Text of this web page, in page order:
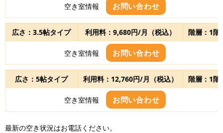
空き室情報 お問い合わせ
広さ：3.5帖タイプ 利用料：9,680円/月（税込） 階層：1階
空き室情報 お問い合わせ
広さ：5帖タイプ 利用料：12,760円/月（税込） 階層：1階
空き室情報 お問い合わせ
最新の空き状況はお電話ください。